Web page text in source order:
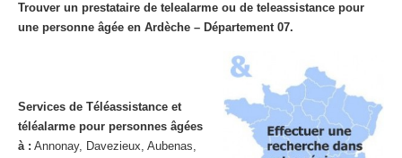
Trouver un prestataire de telealarme ou de teleassistance pour
une personne âgée en Ardèche – Département 07.
Services de Téléassistance et
téléalarme pour personnes âgées
à : Annonay, Davezieux, Aubenas,